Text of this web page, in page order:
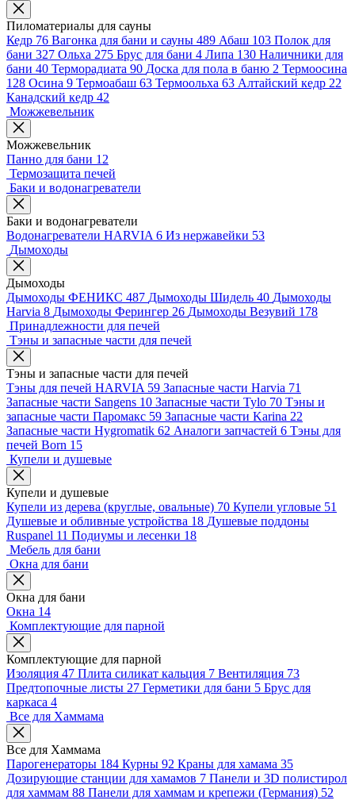
Пиломатериалы для сауны
Кедр 76 Вагонка для бани и сауны 489 Абаш 103 Полок для
бани 327 Ольха 275 Брус для бани 4 Липа 130 Наличники для
бани 40 Терморадиата 90 Доска для пола в баню 2 Термоосина
128 Осина 9 Термоабаш 63 Термоольха 63 Алтайский кедр 22
Канадский кедр 42
Можжевельник
Можжевельник
Панно для бани 12
Термозащита печей
Баки и водонагреватели
Баки и водонагреватели
Водонагреватели HARVIA 6 Из нержавейки 53
Дымоходы
Дымоходы
Дымоходы ФЕНИКС 487 Дымоходы Шидель 40 Дымоходы
Harvia 8 Дымоходы Ферингер 26 Дымоходы Везувий 178
Принадлежности для печей
Тэны и запасные части для печей
Тэны и запасные части для печей
Тэны для печей HARVIA 59 Запасные части Harvia 71
Запасные части Sangens 10 Запасные части Tylo 70 Тэны и
запасные части Паромакс 59 Запасные части Karina 22
Запасные части Hygromatik 62 Аналоги запчастей 6 Тэны для
печей Born 15
Купели и душевые
Купели и душевые
Купели из дерева (круглые, овальные) 70 Купели угловые 51
Душевые и обливные устройства 18 Душевые поддоны
Ruspanel 11 Подиумы и лесенки 18
Мебель для бани
Окна для бани
Окна для бани
Окна 14
Комплектующие для парной
Комплектующие для парной
Изоляция 47 Плита силикат кальция 7 Вентиляция 73
Предтопочные листы 27 Герметики для бани 5 Брус для
каркаса 4
Все для Хаммама
Все для Хаммама
Парогенераторы 184 Курны 92 Краны для хамама 35
Дозирующие станции для хамамов 7 Панели и 3D полистирол
для хаммам 88 Панели для хаммам и крепежи (Германия) 52